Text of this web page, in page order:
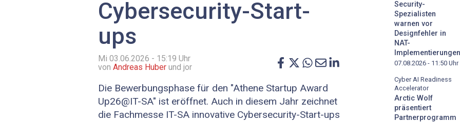
Cybersecurity-Start-
ups
Mi 03.06.2026 - 15:19 Uhr
von Andreas Huber und jor
Die Bewerbungsphase für den "Athene Startup Award
Up26@IT-SA" ist eröffnet. Auch in diesem Jahr zeichnet
die Fachmesse IT-SA innovative Cybersecurity-Start-ups
Security-
Spezialisten
warnen vor
Designfehler in
NAT-
Implementierungen
07.08.2026 - 11:50 Uhr
Cyber AI Readiness
Accelerator
Arctic Wolf
präsentiert
Partnerprogramm